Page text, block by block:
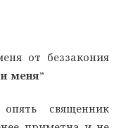
от беззакония
меня”
священник